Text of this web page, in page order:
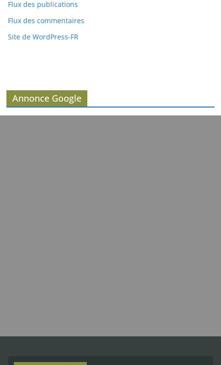
Flux des publications
Flux des commentaires
Site de WordPress-FR
Annonce Google